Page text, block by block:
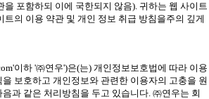
을 포함하되 이에 국한되지 않음). 귀하는 웹 사이트
트의 이용 약관 및 개인 정보 취급 방침을주의 깊게
이하 '㈜연우')은(는) 개인정보보호법에 따라 이용
보호하고 개인정보와 관련한 이용자의 고충을 원
과 같은 처리방침을 두고 있습니다. ㈜연우는 회